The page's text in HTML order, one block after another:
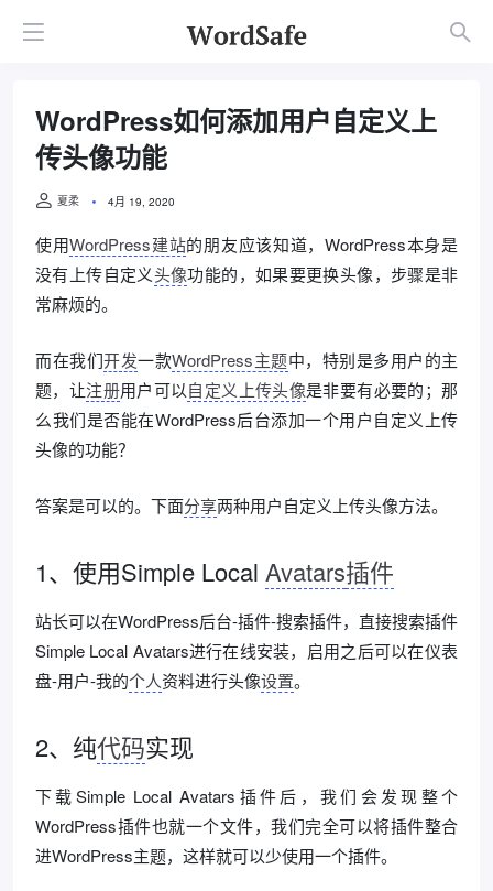
WordPress如何添加用户自定义上
传头像功能
夏柔 4月 19, 2020
使用WordPress建站的朋友应该知道，WordPress本身是
没有上传自定义头像功能的，如果要更换头像，步骤是非
常麻烦的。
而在我们开发一款WordPress主题中，特别是多用户的主
题，让注册用户可以自定义上传头像是非要有必要的；那
么我们是否能在WordPress后台添加一个用户自定义上传
头像的功能？
答案是可以的。下面分享两种用户自定义上传头像方法。
1、使用Simple Local Avatars插件
站长可以在WordPress后台-插件-搜索插件，直接搜索插件
Simple Local Avatars进行在线安装，启用之后可以在仪表
盘-用户-我的个人资料进行头像设置。
2、纯代码实现
下载Simple Local Avatars插件后，我们会发现整个
WordPress插件也就一个文件，我们完全可以将插件整合
进WordPress主题，这样就可以少使用一个插件。